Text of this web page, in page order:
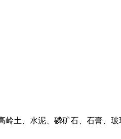
土、水泥、磷矿石、石膏、